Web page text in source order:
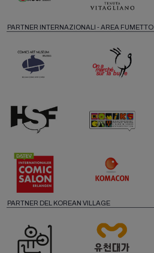
PARTNER INTERNAZIONALI - AREA FUMETTO
PARTNER DEL KOREAN VILLAGE